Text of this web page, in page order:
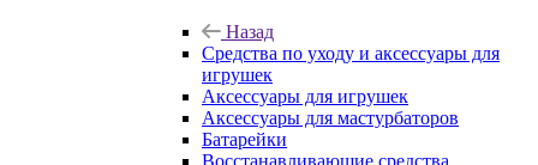
Назад
Средства по уходу и аксессуары для
игрушек
Аксессуары для игрушек
Аксессуары для мастурбаторов
Батарейки
Восстанавливающие средства